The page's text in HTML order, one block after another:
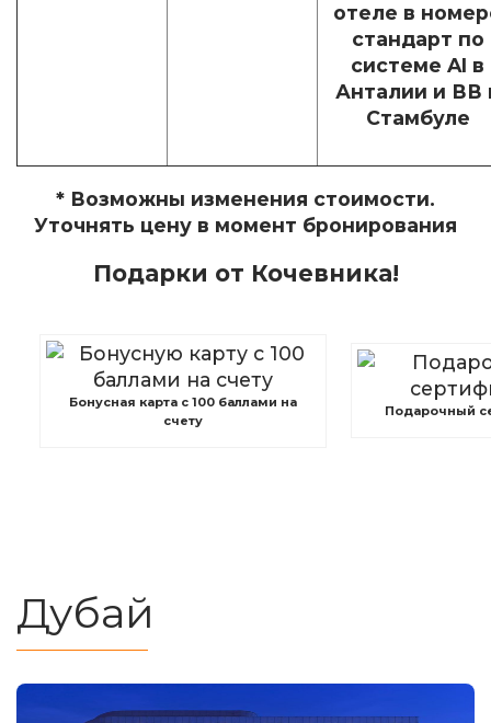
отеле в
стандарт по
системе AI в
Анталии и ВВ
Стамбуле
* Возможны изменения стоимости.
Уточнять цену в момент бронирования
Подарки от Кочевника!
Бонусная карта с 100 баллами на
счету
Подарочный
Дубай